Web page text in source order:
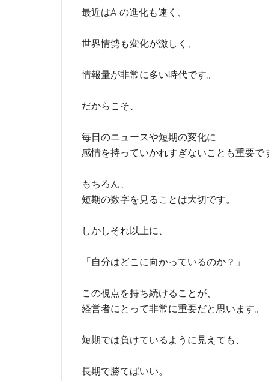
最近はAIの進化も速く、
世界情勢も変化が激しく、
情報量が非常に多い時代です。
だからこそ、
毎日のニュースや短期の変化に
感情を持っていかれすぎないことも重要で
もちろん、
短期の数字を見ることは大切です。
しかしそれ以上に、
「自分はどこに向かっているのか？」
この視点を持ち続けることが、
経営者にとって非常に重要だと思います。
短期では負けているように見えても、
長期で勝てばいい。